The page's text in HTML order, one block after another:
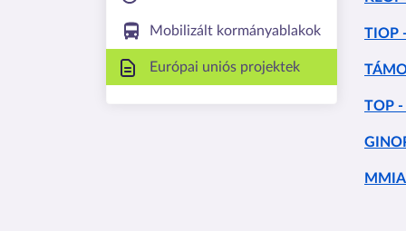
Mobilizált kormányablakok
Európai uniós projektek
TIOP
TOP
MMIA